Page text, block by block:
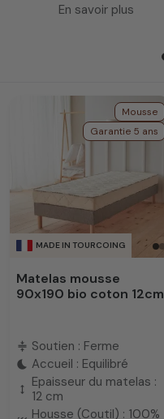
En savoir plus
MADE IN TOURCOING
Mousse
Garantie 5 ans
Matelas mousse
90x190 bio coton 12cm
compress Soutien : Ferme
bedtime Accueil : Equilibré
height
Epaisseur du matelas :
12 cm
Housse (Coutil) : 100%